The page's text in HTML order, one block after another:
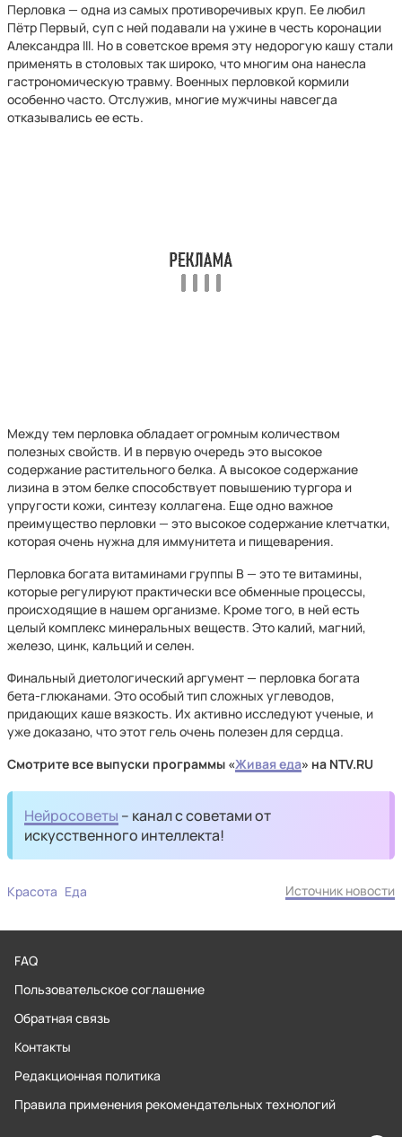
Перловка — одна из самых противоречивых круп. Ее любил
Пётр Первый, суп с ней подавали на ужине в честь коронации
Александра III. Но в советское время эту недорогую кашу стали
применять в столовых так широко, что многим она нанесла
гастрономическую травму. Военных перловкой кормили
особенно часто. Отслужив, многие мужчины навсегда
отказывались ее есть.
Между тем перловка обладает огромным количеством
полезных свойств. И в первую очередь это высокое
содержание растительного белка. А высокое содержание
лизина в этом белке способствует повышению тургора и
упругости кожи, синтезу коллагена. Еще одно важное
преимущество перловки — это высокое содержание клетчатки,
которая очень нужна для иммунитета и пищеварения.
Перловка богата витаминами группы B — это те витамины,
которые регулируют практически все обменные процессы,
происходящие в нашем организме. Кроме того, в ней есть
целый комплекс минеральных веществ. Это калий, магний,
железо, цинк, кальций и селен.
Финальный диетологический аргумент — перловка богата
бета-глюканами. Это особый тип сложных углеводов,
придающих каше вязкость. Их активно исследуют ученые, и
уже доказано, что этот гель очень полезен для сердца.
Смотрите все выпуски программы «Живая еда» на NTV.RU
Нейросоветы – канал с советами от
искусственного интеллекта!
Красота Еда Источник новости
FAQ
Пользовательское соглашение
Обратная связь
Контакты
Редакционная политика
Правила применения рекомендательных технологий